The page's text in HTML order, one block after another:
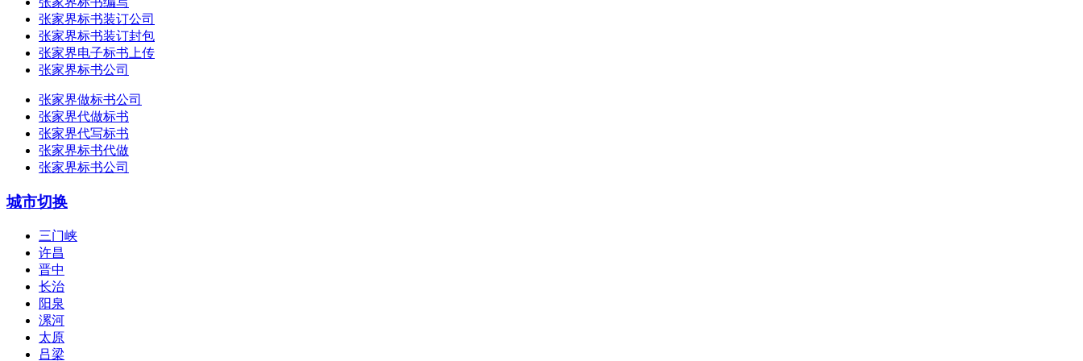
张家界标书装订公司
张家界标书装订封包
张家界电子标书上传
张家界标书公司
张家界做标书公司
张家界代做标书
张家界代写标书
张家界标书代做
张家界标书公司
城市切换
三门峡
许昌
晋中
长治
阳泉
漯河
太原
吕梁